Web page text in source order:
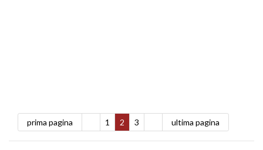
prima pagina 1 2 3 ultima pagina